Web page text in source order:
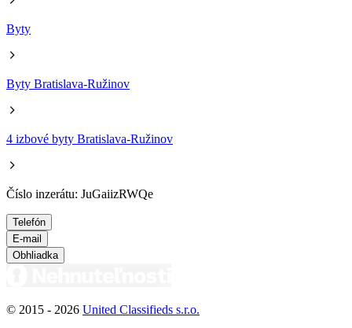
Byty
Byty Bratislava-Ružinov
4 izbové byty Bratislava-Ružinov
Číslo inzerátu: JuGaiizRWQe
Telefón
E-mail
Obhliadka
© 2015 - 2026 United Classifieds s.r.o.